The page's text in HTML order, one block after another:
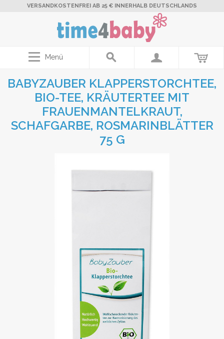
VERSANDKOSTENFREI AB 25 € INNERHALB DEUTSCHLANDS
Menü
BABYZAUBER KLAPPERSTORCHTEE,
BIO-TEE, KRÄUTERTEE MIT
FRAUENMANTELKRAUT,
SCHAFGARBE, ROSMARINBLÄTTER
75 G